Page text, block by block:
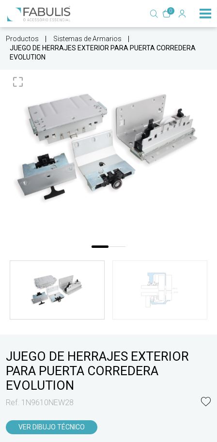
0
Productos
Sistemas de Armarios
JUEGO DE HERRAJES EXTERIOR PARA PUERTA CORREDERA
EVOLUTION
JUEGO DE HERRAJES EXTERIOR
PARA PUERTA CORREDERA
EVOLUTION
Ref. 1N9610NEW28
VER DIBUJO TÉCNICO